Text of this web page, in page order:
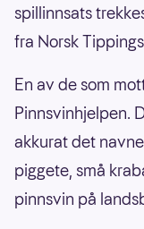
spillinnsats
fra Norsk
En av de som
Pinnsvinhjelpen.
akkurat det
piggete, små
pinnsvin på